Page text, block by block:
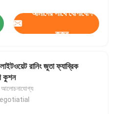
আমাদের সাথে যোগাযোগ
করুন
রানিং জুতা ফ্যাব্রিক
কুশন